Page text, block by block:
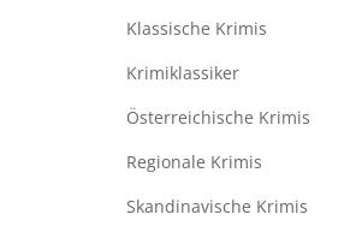
Klassische Krimis
Krimiklassiker
Österreichische Krimis
Regionale Krimis
Skandinavische Krimis